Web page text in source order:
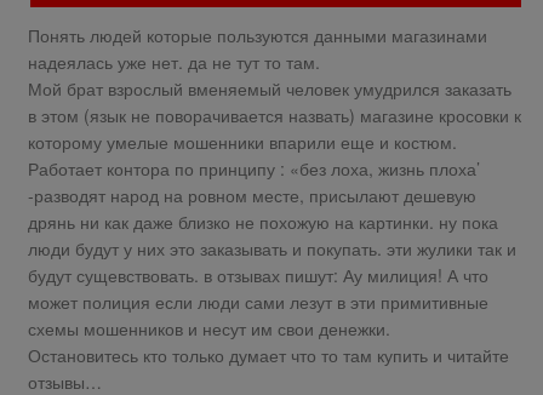
Понять людей которые пользуются данными магазинами
надеялась уже нет. да не тут то там.
Мой брат взрослый вменяемый человек умудрился заказать
в этом (язык не поворачивается назвать) магазине кросовки к
которому умелые мошенники впарили еще и костюм.
Работает контора по принципу : «без лоха, жизнь плоха’
-разводят народ на ровном месте, присылают дешевую
дрянь ни как даже близко не похожую на картинки. ну пока
люди будут у них это заказывать и покупать. эти жулики так и
будут сущевствовать. в отзывах пишут: Ау милиция! А что
может полиция если люди сами лезут в эти примитивные
схемы мошенников и несут им свои денежки.
Остановитесь кто только думает что то там купить и читайте
отзывы…